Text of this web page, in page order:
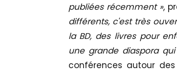
publiées récemment »,
différents, c'est très
la BD, des livres pour
une grande diaspora
conférences autour